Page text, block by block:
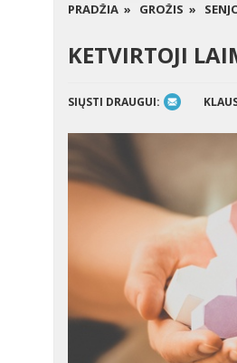
PRADŽIA » GROŽIS »
KETVIRTOJI
SIŲSTI DRAUGUI: